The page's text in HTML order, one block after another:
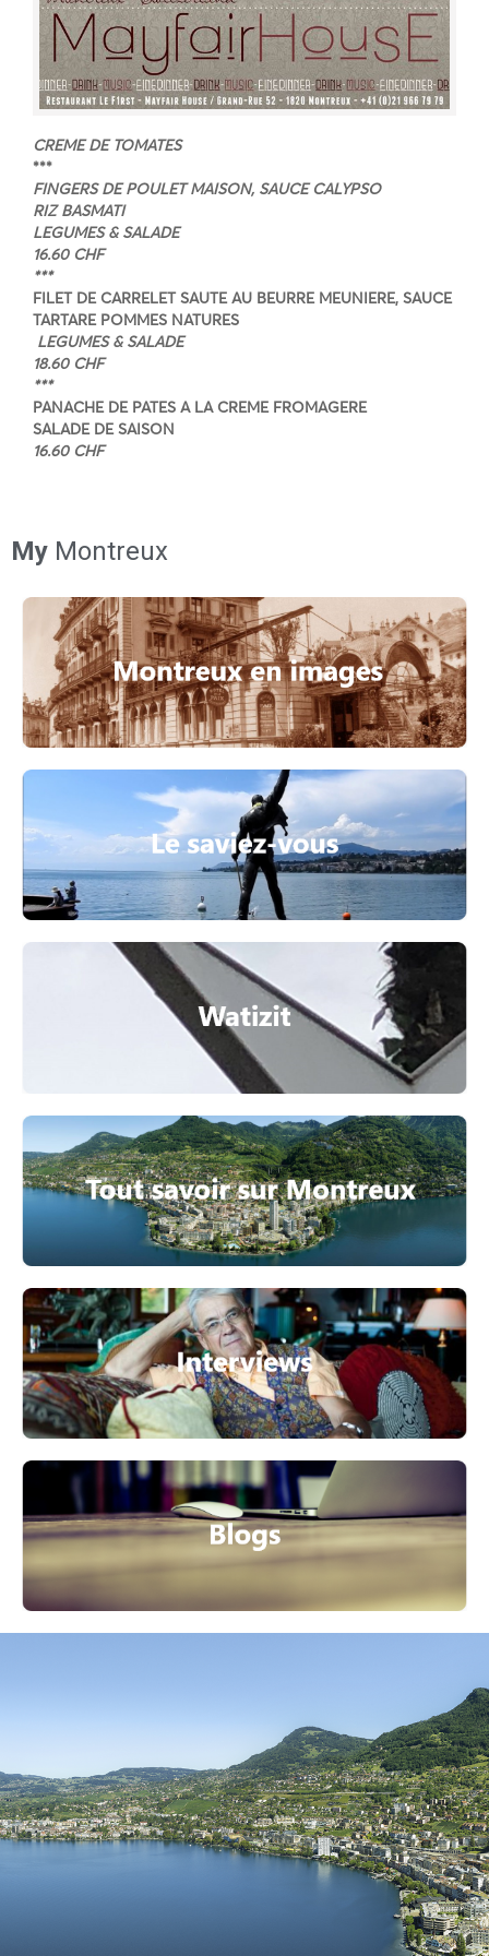
CREME DE TOMATES
***
FINGERS DE POULET MAISON, SAUCE CALYPSO
RIZ BASMATI
LEGUMES & SALADE
16.60 CHF
***
FILET DE CARRELET SAUTE AU BEURRE MEUNIERE, SAUCE
TARTARE POMMES NATURES
LEGUMES & SALADE
18.60 CHF
***
PANACHE DE PATES A LA CREME FROMAGERE
SALADE DE SAISON
16.60 CHF
My Montreux